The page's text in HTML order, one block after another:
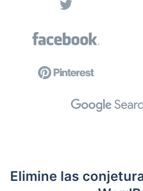
Elimine las